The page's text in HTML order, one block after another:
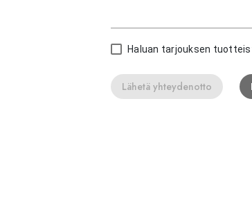
Haluan tarjouksen
Lähetä yhteydenotto